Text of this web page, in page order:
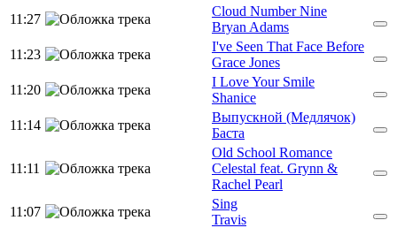
11:27
Cloud Number Nine
Bryan Adams
11:23
I've Seen That Face Before
Grace Jones
11:20
I Love Your Smile
Shanice
11:14
Выпускной (Медлячок)
Баста
11:11
Old School Romance
Celestal feat. Grynn &
Rachel Pearl
11:07
Sing
Travis